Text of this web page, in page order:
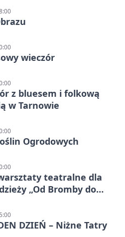
wieczór
z bluesem i folkową
w Tarnowie
Ogrodowych
teatralne dla
„Od Bromby do
DZIEŃ – Niżne Tatry